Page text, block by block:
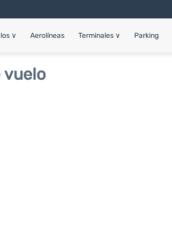
∨ Aerolíneas Terminales ∨ Parking
vuelo